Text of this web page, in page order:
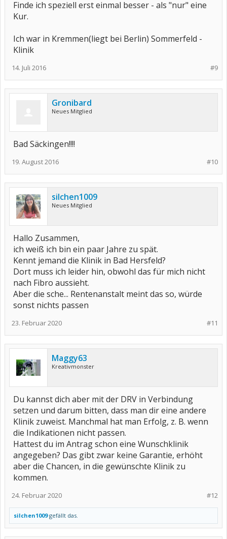
Finde ich speziell erst einmal besser - als "nur" eine
Kur.
Ich war in Kremmen(liegt bei Berlin) Sommerfeld -
Klinik
#9
14. Juli 2016
Gronibard
Neues Mitglied
Bad Säckingen!!!!
#10
19. August 2016
silchen1009
Neues Mitglied
Hallo Zusammen,
ich weiß ich bin ein paar Jahre zu spät.
Kennt jemand die Klinik in Bad Hersfeld?
Dort muss ich leider hin, obwohl das für mich nicht
nach Fibro aussieht.
Aber die sche... Rentenanstalt meint das so, würde
sonst nichts passen
#11
23. Februar 2020
Maggy63
Kreativmonster
Du kannst dich aber mit der DRV in Verbindung
setzen und darum bitten, dass man dir eine andere
Klinik zuweist. Manchmal hat man Erfolg, z. B. wenn
die Indikationen nicht passen.
Hattest du im Antrag schon eine Wunschklinik
angegeben? Das gibt zwar keine Garantie, erhöht
aber die Chancen, in die gewünschte Klinik zu
kommen.
#12
24. Februar 2020
silchen1009gefällt das.